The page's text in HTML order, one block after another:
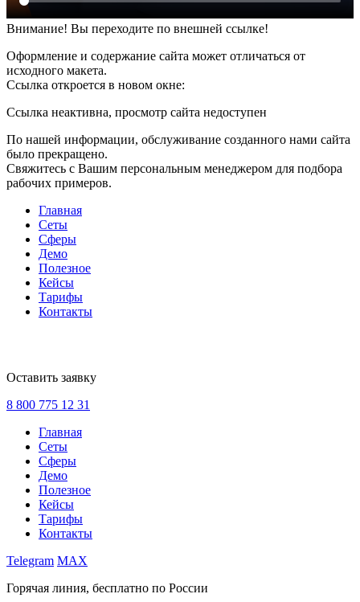
Внимание! Вы переходите по внешней ссылке!
Оформление и содержание сайта может отличаться от
исходного макета.
Ссылка откроется в новом окне:
Ссылка неактивна, просмотр сайта недоступен
По нашей информации, обслуживание созданного нами сайта
было прекращено.
Свяжитесь с Вашим персональным менеджером для подбора
рабочих примеров.
Главная
Сеты
Сферы
Демо
Полезное
Кейсы
Тарифы
Контакты
Оставить заявку
8 800 775 12 31
Главная
Сеты
Сферы
Демо
Полезное
Кейсы
Тарифы
Контакты
Telegram MAX
Горячая линия, бесплатно по России